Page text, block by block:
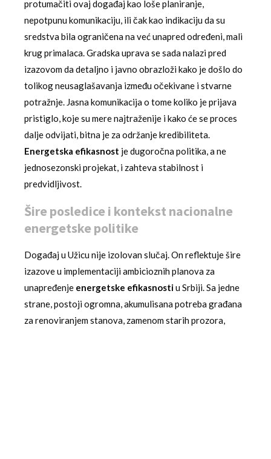
protumačiti ovaj događaj kao loše planiranje,
nepotpunu komunikaciju, ili čak kao indikaciju da su
sredstva bila ograničena na već unapred određeni, mali
krug primalaca. Gradska uprava se sada nalazi pred
izazovom da detaljno i javno obrazloži kako je došlo do
tolikog neusaglašavanja između očekivane i stvarne
potražnje. Jasna komunikacija o tome koliko je prijava
pristiglo, koje su mere najtraženije i kako će se proces
dalje odvijati, bitna je za održanje kredibiliteta.
Energetska efikasnost je dugoročna politika, a ne
jednosezonski projekat, i zahteva stabilnost i
predvidljivost.
Šire posledice i kontekst nacionalne
energetske politike
Događaj u Užicu nije izolovan slučaj. On reflektuje šire
izazove u implementaciji ambicioznih planova za
unapređenje energetske efikasnostiu Srbiji. Sa jedne
strane, postoji ogromna, akumulisana potreba građana
za renoviranjem stanova, zamenom starih prozora,